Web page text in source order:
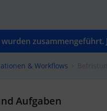
& Workflows
Aufgaben